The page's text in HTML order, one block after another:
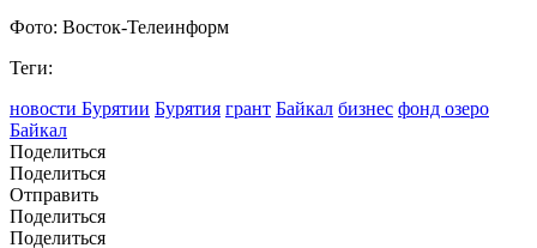
Фото: Восток-Телеинформ
Теги:
новости Бурятии Бурятия грант Байкал бизнес фонд озеро
Байкал
Поделиться
Поделиться
Отправить
Поделиться
Поделиться